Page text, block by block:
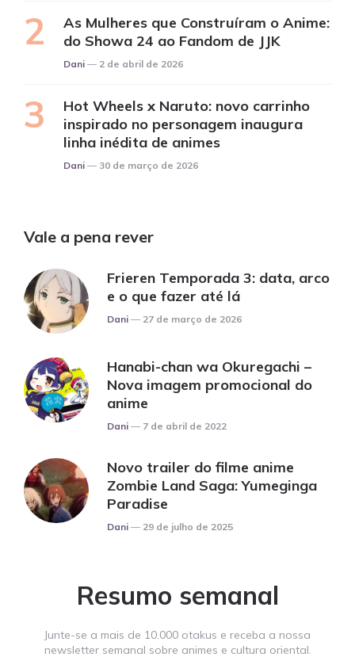
As Mulheres que Construíram o Anime:
do Showa 24 ao Fandom de JJK
Posted
Dani 2 de abril de 2026
Hot Wheels x Naruto: novo carrinho
inspirado no personagem inaugura
linha inédita de animes
Posted
Dani 30 de março de 2026
Vale a pena rever
Frieren Temporada 3: data, arco
e o que fazer até lá
Posted
Dani 27 de março de 2026
Hanabi-chan wa Okuregachi –
Nova imagem promocional do
anime
Posted
Dani 7 de abril de 2022
Novo trailer do filme anime
Zombie Land Saga: Yumeginga
Paradise
Posted
Dani 29 de julho de 2025
Resumo semanal
Junte-se a mais de 10.000 otakus e receba a nossa
newsletter semanal sobre animes e cultura oriental.